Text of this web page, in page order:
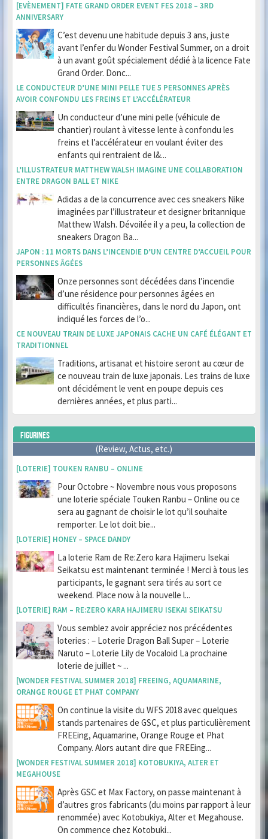
[EVÈNEMENT] FATE GRAND ORDER EVENT FES 2018 – 3RD
ANNIVERSARY
C’est devenu une habitude depuis 3 ans, juste
avant l’enfer du Wonder Festival Summer, on a droit
à un avant goût spécialement dédié à la licence Fate
Grand Order. Donc...
LE CONDUCTEUR D’UNE MINI PELLE TUE 5 PERSONNES APRÈS
AVOIR CONFONDU LES FREINS ET L’ACCÉLÉRATEUR
Un conducteur d’une mini pelle (véhicule de
chantier) roulant à vitesse lente à confondu les
freins et l’accélérateur en voulant éviter des
enfants qui rentraient de l&...
L’ILLUSTRATEUR MATTHEW WALSH IMAGINE UNE COLLABORATION
ENTRE DRAGON BALL ET NIKE
Adidas a de la concurrence avec ces sneakers Nike
imaginées par l’illustrateur et designer britannique
Matthew Walsh. Dévoilée il y a peu, la collection de
sneakers Dragon Ba...
JAPON : 11 MORTS DANS L’INCENDIE D’UN CENTRE D’ACCUEIL POUR
PERSONNES ÂGÉES
Onze personnes sont décédées dans l’incendie
d’une résidence pour personnes âgées en
difficultés financières, dans le nord du Japon, ont
indiqué les forces de l’o...
CE NOUVEAU TRAIN DE LUXE JAPONAIS CACHE UN CAFÉ ÉLÉGANT ET
TRADITIONNEL
Traditions, artisanat et histoire seront au cœur de
ce nouveau train de luxe japonais. Les trains de luxe
ont décidément le vent en poupe depuis ces
dernières années, et plus parti...
FIGURINES
(Review, Actus, etc.)
[LOTERIE] TOUKEN RANBU – ONLINE
Pour Octobre ~ Novembre nous vous proposons
une loterie spéciale Touken Ranbu – Online ou ce
sera au gagnant de choisir le lot qu’il souhaite
remporter. Le lot doit bie...
[LOTERIE] HONEY – SPACE DANDY
La loterie Ram de Re:Zero kara Hajimeru Isekai
Seikatsu est maintenant terminée ! Merci à tous les
participants, le gagnant sera tirés au sort ce
weekend. Place now à la nouvelle l...
[LOTERIE] RAM – RE:ZERO KARA HAJIMERU ISEKAI SEIKATSU
Vous semblez avoir appréciez nos précédentes
loteries : – Loterie Dragon Ball Super – Loterie
Naruto – Loterie Lily de Vocaloid La prochaine
loterie de juillet ~ ...
[WONDER FESTIVAL SUMMER 2018] FREEING, AQUAMARINE,
ORANGE ROUGE ET PHAT COMPANY
On continue la visite du WFS 2018 avec quelques
stands partenaires de GSC, et plus particulièrement
FREEing, Aquamarine, Orange Rouge et Phat
Company. Alors autant dire que FREEing...
[WONDER FESTIVAL SUMMER 2018] KOTOBUKIYA, ALTER ET
MEGAHOUSE
Après GSC et Max Factory, on passe maintenant à
d’autres gros fabricants (du moins par rapport à leur
renommée) avec Kotobukiya, Alter et Megahouse.
On commence chez Kotobuki...